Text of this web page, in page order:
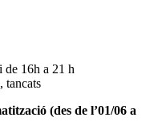
de 16h a 21 h
tancats
(des de l’01/06 a